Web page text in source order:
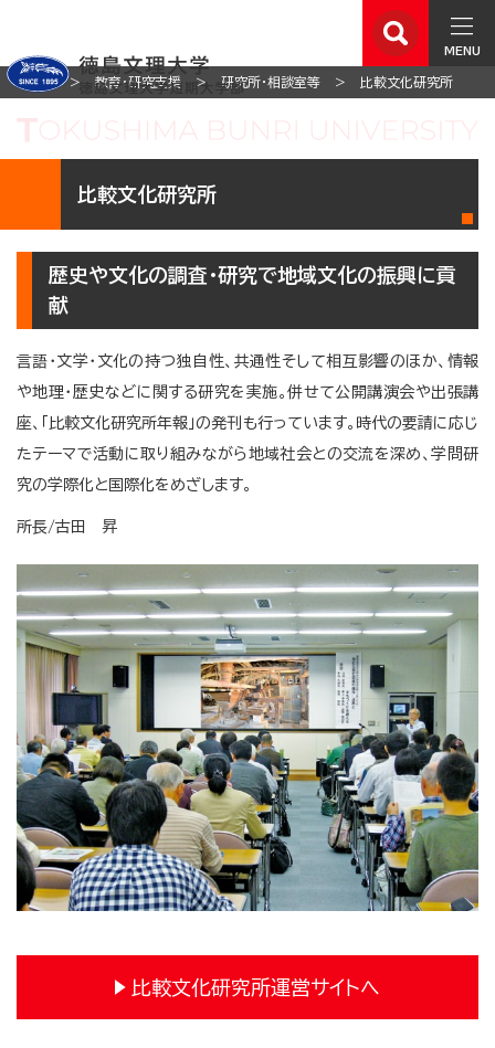
MENU
ホーム 教育・研究支援 研究所・相談室等 比較文化研究所
比較文化研究所
歴史や文化の調査・研究で地域文化の振興に貢
献
言語・文学・文化の持つ独自性、共通性そして相互影響のほか、情報
や地理・歴史などに関する研究を実施。併せて公開講演会や出張講
座、「比較文化研究所年報」の発刊も行っています。時代の要請に応じ
たテーマで活動に取り組みながら地域社会との交流を深め、学問研
究の学際化と国際化をめざします。
所長/古田 昇
比較文化研究所運営サイトへ